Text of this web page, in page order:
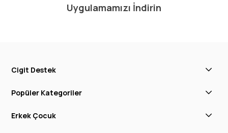
Uygulamamızı İndirin
Cigit Destek
Popüler Kategoriler
Erkek Çocuk